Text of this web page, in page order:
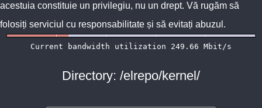
acestuia constituie un privilegiu, nu un drept. Vă rugăm să
folosiți serviciul cu responsabilitate și să evitați abuzul.
Directory: /elrepo/kernel/